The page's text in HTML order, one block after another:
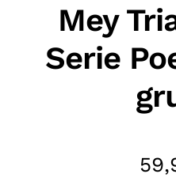
Mey
Serie